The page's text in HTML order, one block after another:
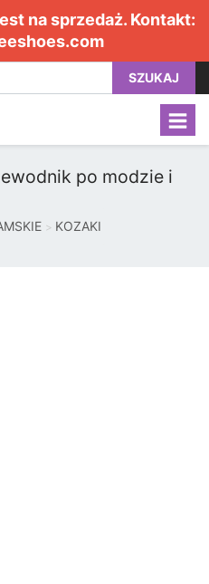
na sprzedaż. Kontakt:
SZUKAJ
po modzie i
KOZAKI